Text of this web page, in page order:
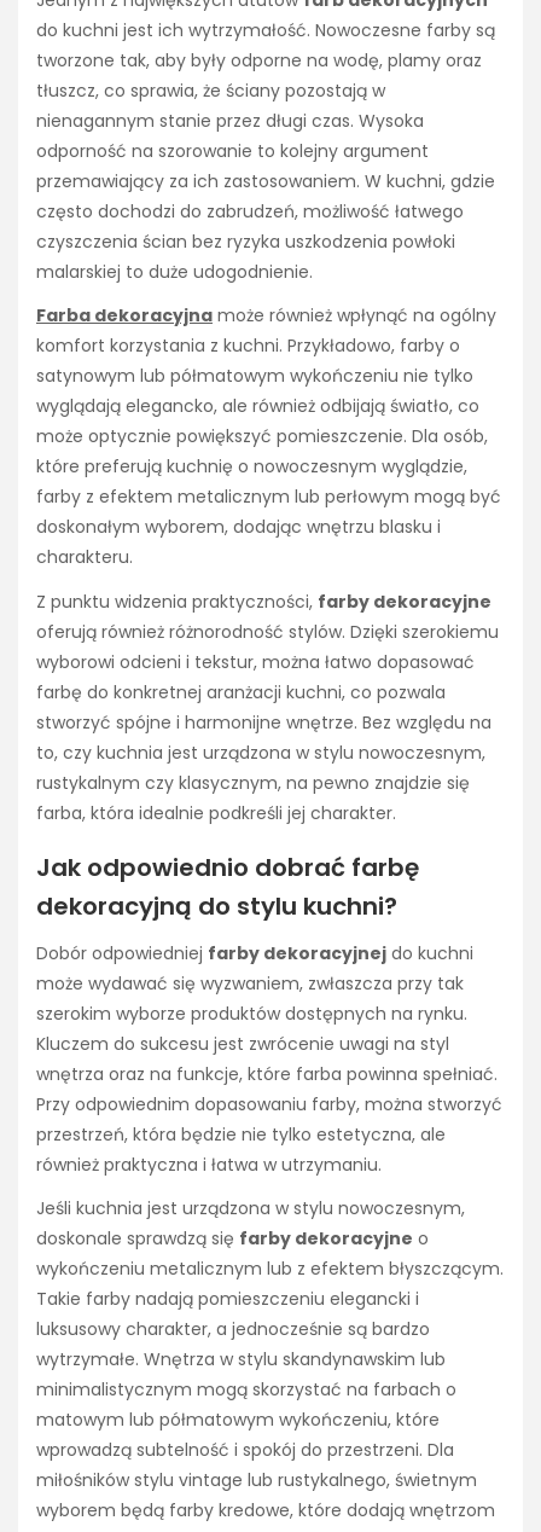
do kuchni jest ich wytrzymałość. Nowoczesne farby są
tworzone tak, aby były odporne na wodę, plamy oraz
tłuszcz, co sprawia, że ściany pozostają w
nienagannym stanie przez długi czas. Wysoka
odporność na szorowanie to kolejny argument
przemawiający za ich zastosowaniem. W kuchni, gdzie
często dochodzi do zabrudzeń, możliwość łatwego
czyszczenia ścian bez ryzyka uszkodzenia powłoki
malarskiej to duże udogodnienie.
Farba dekoracyjna może również wpłynąć na ogólny
komfort korzystania z kuchni. Przykładowo, farby o
satynowym lub półmatowym wykończeniu nie tylko
wyglądają elegancko, ale również odbijają światło, co
może optycznie powiększyć pomieszczenie. Dla osób,
które preferują kuchnię o nowoczesnym wyglądzie,
farby z efektem metalicznym lub perłowym mogą być
doskonałym wyborem, dodając wnętrzu blasku i
charakteru.
Z punktu widzenia praktyczności, farby dekoracyjne
oferują również różnorodność stylów. Dzięki szerokiemu
wyborowi odcieni i tekstur, można łatwo dopasować
farbę do konkretnej aranżacji kuchni, co pozwala
stworzyć spójne i harmonijne wnętrze. Bez względu na
to, czy kuchnia jest urządzona w stylu nowoczesnym,
rustykalnym czy klasycznym, na pewno znajdzie się
farba, która idealnie podkreśli jej charakter.
Jak odpowiednio dobrać farbę
dekoracyjną do stylu kuchni?
Dobór odpowiedniej farby dekoracyjnej do kuchni
może wydawać się wyzwaniem, zwłaszcza przy tak
szerokim wyborze produktów dostępnych na rynku.
Kluczem do sukcesu jest zwrócenie uwagi na styl
wnętrza oraz na funkcje, które farba powinna spełniać.
Przy odpowiednim dopasowaniu farby, można stworzyć
przestrzeń, która będzie nie tylko estetyczna, ale
również praktyczna i łatwa w utrzymaniu.
Jeśli kuchnia jest urządzona w stylu nowoczesnym,
doskonale sprawdzą się farby dekoracyjne o
wykończeniu metalicznym lub z efektem błyszczącym.
Takie farby nadają pomieszczeniu elegancki i
luksusowy charakter, a jednocześnie są bardzo
wytrzymałe. Wnętrza w stylu skandynawskim lub
minimalistycznym mogą skorzystać na farbach o
matowym lub półmatowym wykończeniu, które
wprowadzą subtelność i spokój do przestrzeni. Dla
miłośników stylu vintage lub rustykalnego, świetnym
wyborem będą farby kredowe, które dodają wnętrzom